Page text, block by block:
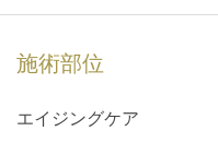
施術部位
エイジングケア